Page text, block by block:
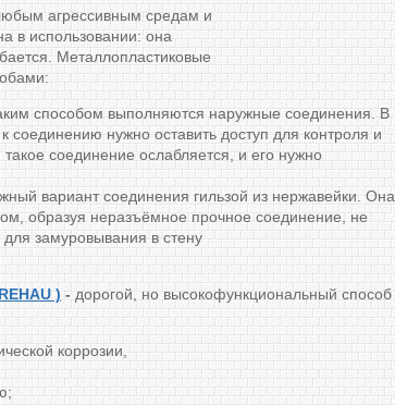
агрессивным средам и
в использовании: она
Металлопластиковые
способом выполняются наружные соединения. В
соединению нужно оставить доступ для контроля и
соединение ослабляется, и его нужно
вариант соединения гильзой из нержавейки. Она
образуя неразъёмное прочное соединение, не
замуровывания в стену
)-дорогой, но высокофункциональный способ
коррозии,